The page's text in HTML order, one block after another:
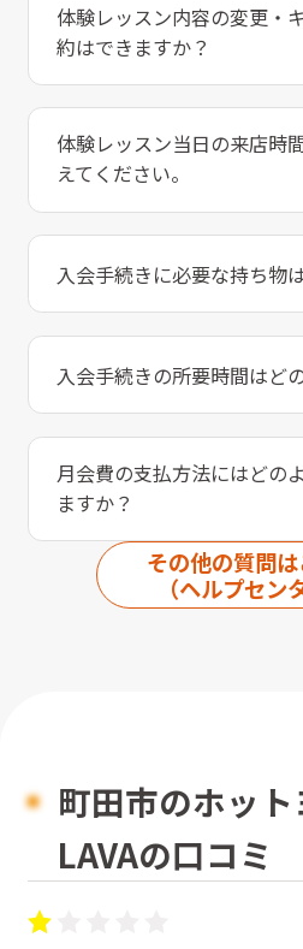
体験レッスン内容の変更・
約はできますか？
体験レッスン当日の来店時
えてください。
入会手続きに必要な持ち物
入会手続きの所要時間はど
月会費の支払方法にはどの
ますか？
その他の質問
（ヘルプセン
町田市のホッ
LAVAの口コミ